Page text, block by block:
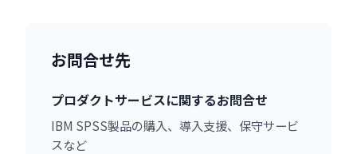
お問合せ先
プロダクトサービスに関するお問合せ
IBM SPSS製品の購入、導入支援、保守サービ
スなど